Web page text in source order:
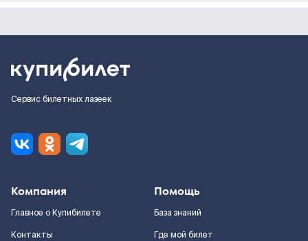
Сервис билетных лазеек
Компания
Главное о Купибилете
Контакты
Помощь
База знаний
Где мой билет